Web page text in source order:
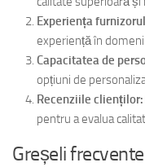
Experiența
experiență în
Capacitatea de
opțiuni de
Recenziile clienților:
pentru a evalua
Greșeli